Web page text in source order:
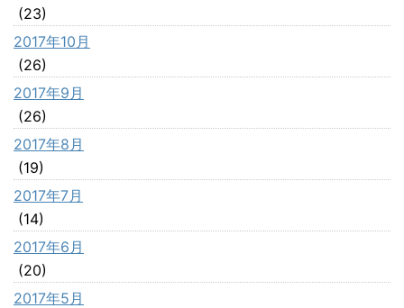
(23)
2017年10月
(26)
2017年9月
(26)
2017年8月
(19)
2017年7月
(14)
2017年6月
(20)
2017年5月